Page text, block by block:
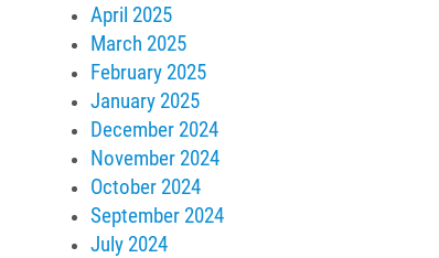
April 2025
March 2025
February 2025
January 2025
December 2024
November 2024
October 2024
September 2024
July 2024